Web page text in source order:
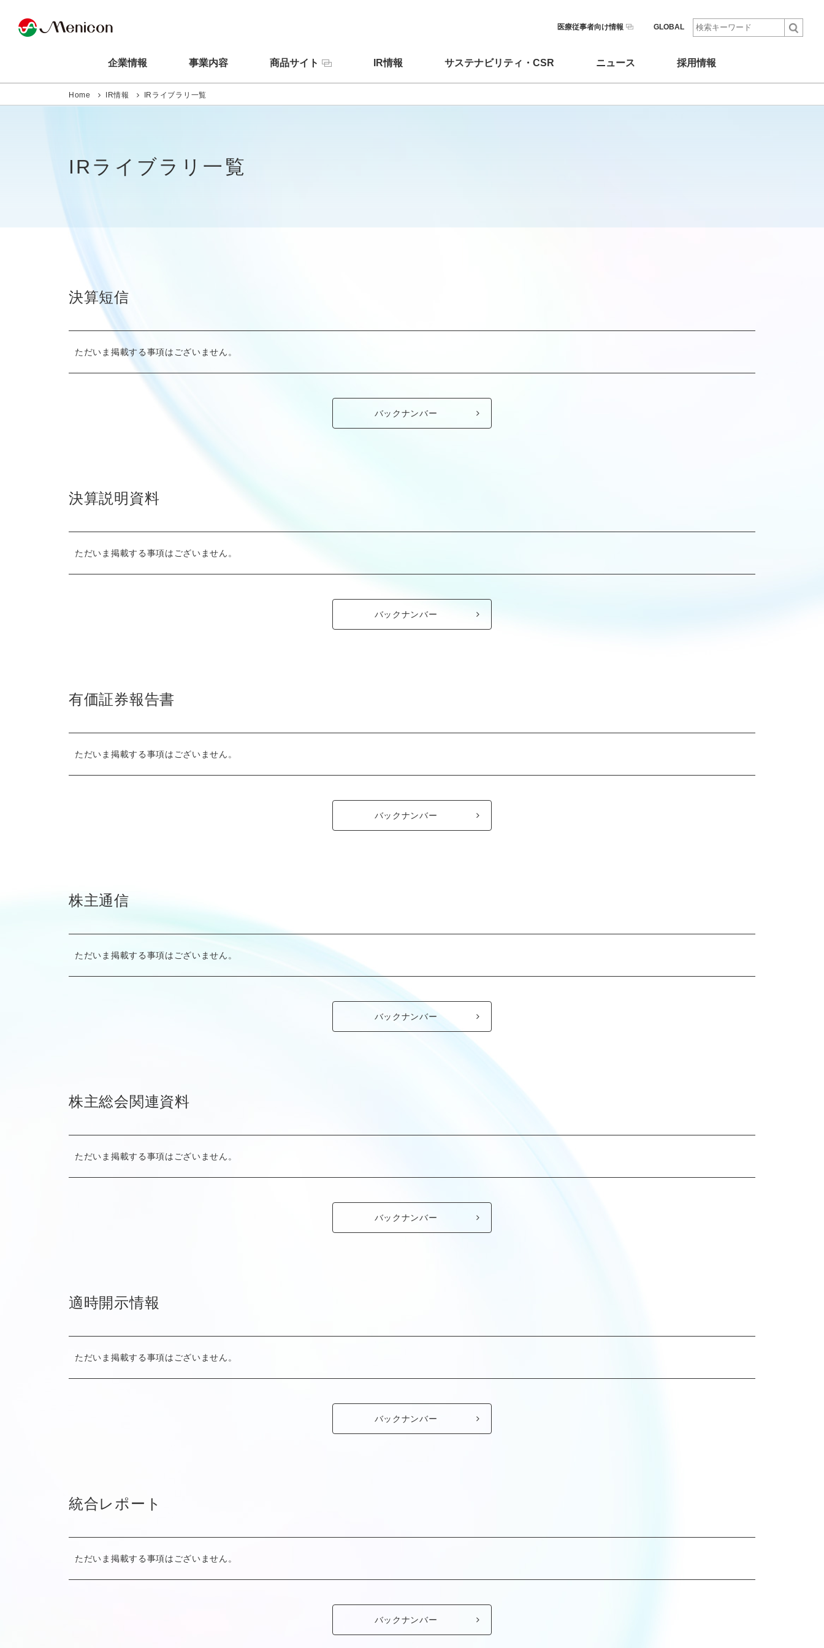
企業情報 事業内容 商品サイト IR情報 サステナビリティ・CSR ニュース 採用情報
医療従事者向け情報 GLOBAL
Home IR情報 IRライブラリ一覧
IRライブラリ一覧
決算短信
ただいま掲載する事項はございません。
バックナンバー
決算説明資料
ただいま掲載する事項はございません。
バックナンバー
有価証券報告書
ただいま掲載する事項はございません。
バックナンバー
株主通信
ただいま掲載する事項はございません。
バックナンバー
株主総会関連資料
ただいま掲載する事項はございません。
バックナンバー
適時開示情報
ただいま掲載する事項はございません。
バックナンバー
統合レポート
ただいま掲載する事項はございません。
バックナンバー